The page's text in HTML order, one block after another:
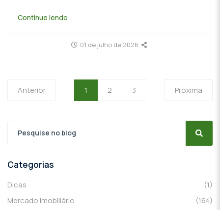
Continue lendo
01 de julho de 2026
Anterior 1 2 3 Próxima
Categorias
Dicas
(1)
Mercado imobiliário
(164)